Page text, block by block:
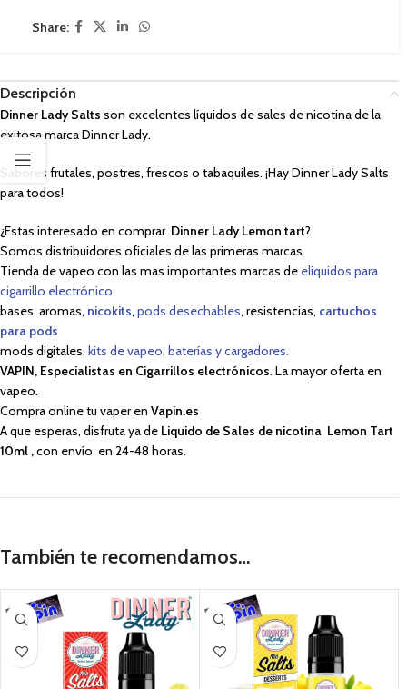
Share:
Descripción
Dinner Lady Salts son excelentes líquidos de sales de nicotina de la
exitosa marca Dinner Lady.
Sabores frutales, postres, frescos o tabaquiles. ¡Hay Dinner Lady Salts
para todos!
¿Estas interesado en comprar Dinner Lady Lemon tart?
Somos distribuidores oficiales de las primeras marcas.
Tienda de vapeo con las mas importantes marcas de eliquidos para
cigarrillo electrónico
bases, aromas, nicokits, pods desechables, resistencias, cartuchos
para pods
mods digitales, kits de vapeo, baterías y cargadores.
VAPIN, Especialistas en Cigarrillos electrónicos. La mayor oferta en
vapeo.
Compra online tu vaper en Vapin.es
A que esperas, disfruta ya de Liquido de Sales de nicotina Lemon Tart
10ml ,con envío en 24-48 horas.
También te recomendamos…